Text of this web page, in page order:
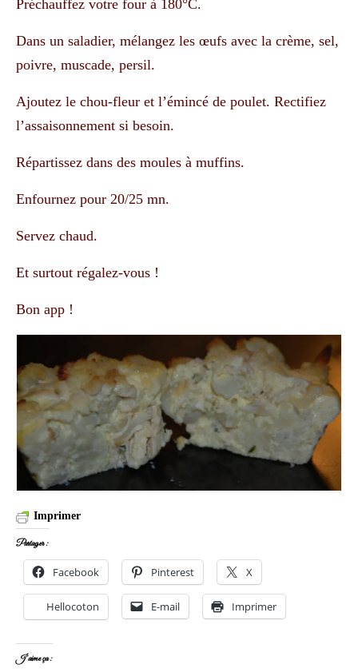
Préchauffez votre four à 180°C.
Dans un saladier, mélangez les œufs avec la crème, sel,
poivre, muscade, persil.
Ajoutez le chou-fleur et l’émincé de poulet. Rectifiez
l’assaisonnement si besoin.
Répartissez dans des moules à muffins.
Enfournez pour 20/25 mn.
Servez chaud.
Et surtout régalez-vous !
Bon app !
Imprimer
Partager :
Facebook Pinterest X
Hellocoton E-mail Imprimer
J’aime ça :